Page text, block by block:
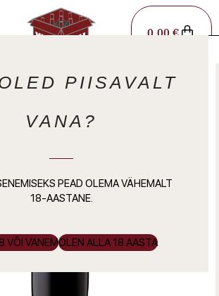
PIISAVALT
VANA?
PEAD OLEMA VÄHEMALT
18-AASTANE.
VÕI VANEMOLEN ALLA 18 AASTA
0,00€